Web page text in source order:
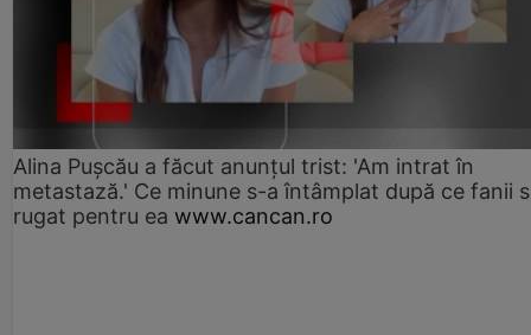
Alina Pușcău a făcut anunțul trist: 'Am intrat în
metastază.' Ce minune s-a întâmplat după ce fanii
rugat pentru ea www.cancan.ro